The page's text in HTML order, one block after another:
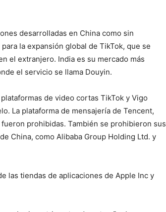
desarrolladas en China como sin
la expansión global de TikTok, que se
el extranjero. India es su mercado más
el servicio se llama Douyin.
de video cortas TikTok y Vigo
La plataforma de mensajería de Tencent,
prohibidas. También se prohibieron sus
China, como Alibaba Group Holding Ltd. y
las tiendas de aplicaciones de Apple Inc y